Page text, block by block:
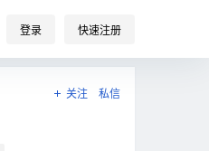
登录 快速注册
关注 私信